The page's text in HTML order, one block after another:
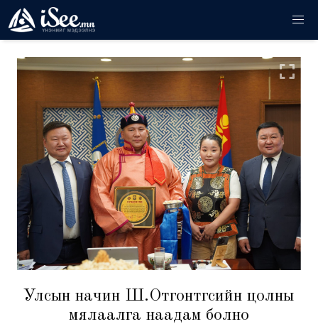
Улсын начин Ш.Отгонтөгсийн цолны
мялаалга наадам болно